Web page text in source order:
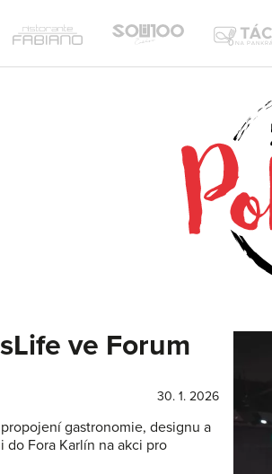
Ristorante
Sou100
ve Forum
30. 1. 2026
gastronomie, designu a
do Fora Karlín na akci pro